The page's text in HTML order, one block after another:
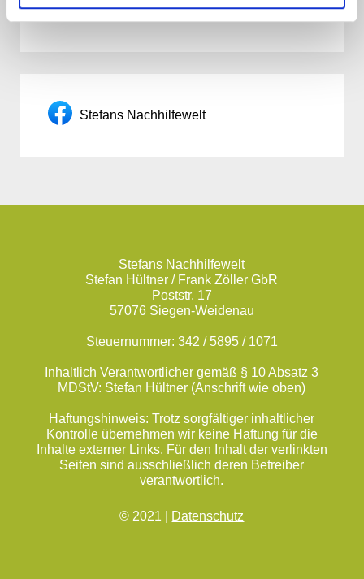
Stefans Nachhilfewelt sponsert Trikots
Stefans Nachhilfewelt
Stefans Nachhilfewelt
Stefan Hültner / Frank Zöller GbR
Poststr. 17
57076 Siegen-Weidenau
Steuernummer: 342 / 5895 / 1071
Inhaltlich Verantwortlicher gemäß § 10 Absatz 3
MDStV: Stefan Hültner (Anschrift wie oben)
Haftungshinweis: Trotz sorgfältiger inhaltlicher
Kontrolle übernehmen wir keine Haftung für die
Inhalte externer Links. Für den Inhalt der verlinkten
Seiten sind ausschließlich deren Betreiber
verantwortlich.
© 2021 | Datenschutz